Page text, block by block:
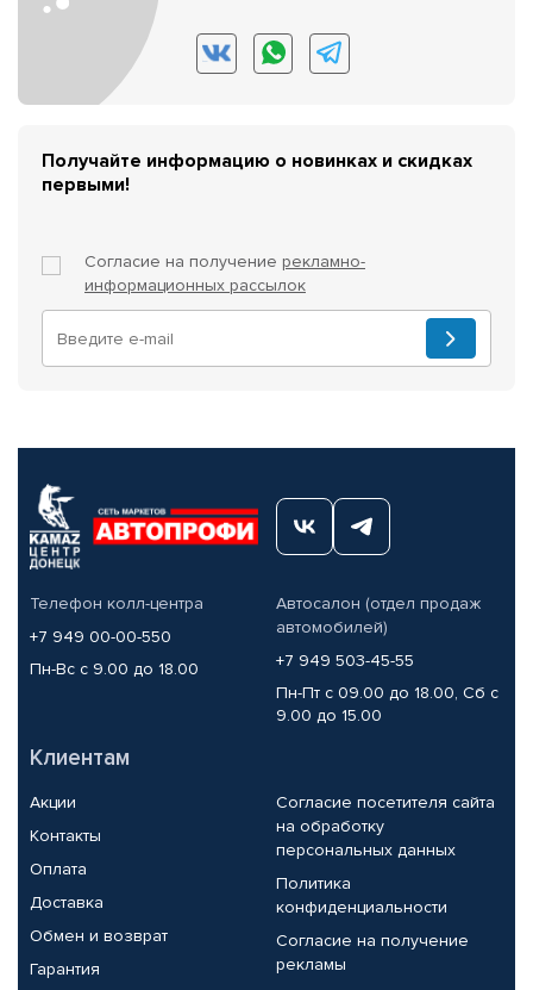
Получайте информацию о новинках и скидках
первыми!
Согласие на получение рекламно-
информационных рассылок
Телефон колл-центра
+7 949 00-00-550
Пн-Вс с 9.00 до 18.00
Автосалон (отдел продаж
автомобилей)
+7 949 503-45-55
Пн-Пт с 09.00 до 18.00, Сб с
9.00 до 15.00
Клиентам
Акции
Контакты
Оплата
Доставка
Обмен и возврат
Гарантия
Согласие посетителя сайта
на обработку
персональных данных
Политика
конфиденциальности
Согласие на получение
рекламы